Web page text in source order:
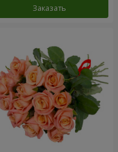
Заказать